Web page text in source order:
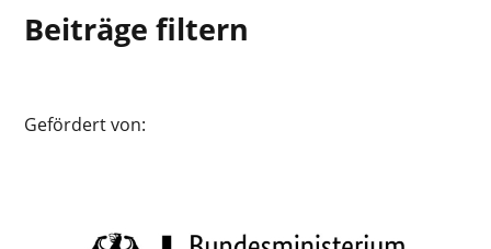
Beiträge filtern
Gefördert von: